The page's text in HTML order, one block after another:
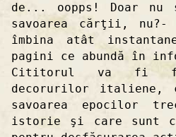
de... oopps! Doar nu
savoarea cărţii,
îmbina atât
pagini ce abundă în
Cititorul va fi
decorurilor italiene,
savoarea epocilor
istorie şi care sunt